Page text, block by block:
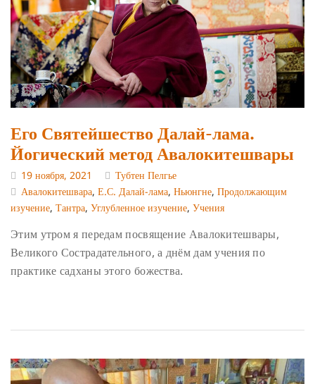
Его Святейшество Далай-лама.
Йогический метод Авалокитешвары
19 ноября, 2021
Тубтен Пелгье
Авалокитешвара, Е.С. Далай-лама, Ньюнгне, Продолжающим
изучение, Тантра, Углубленное изучение, Учения
Этим утром я передам посвящение Авалокитешвары,
Великого Сострадательного, а днём дам учения по
практике садханы этого божества.